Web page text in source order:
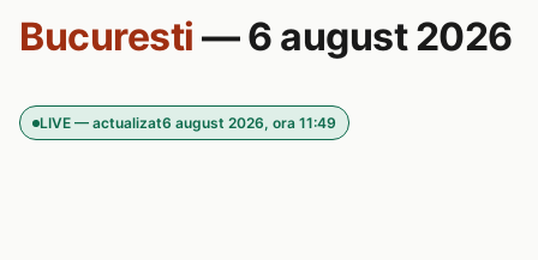
Bucuresti — 6 august 2026
LIVE — actualizat6 august 2026, ora 11:49